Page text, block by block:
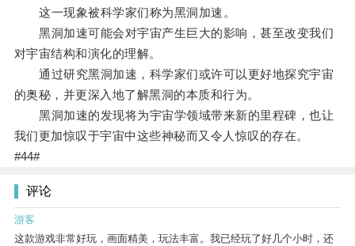
这一现象被科学家们称为黑洞加速。
黑洞加速可能会对宇宙产生巨大的影响，甚至改变我们
对宇宙结构和演化的理解。
通过研究黑洞加速，科学家们或许可以更好地探究宇宙
的奥秘，并更深入地了解黑洞的本质和行为。
黑洞加速的发现将为宇宙学领域带来新的里程碑，也让
我们更加惊叹于宇宙中这些神秘而又令人惊叹的存在。
#44#
评论
游客
这款游戏非常好玩，画面精美，玩法丰富。我已经玩了好几个小时，还